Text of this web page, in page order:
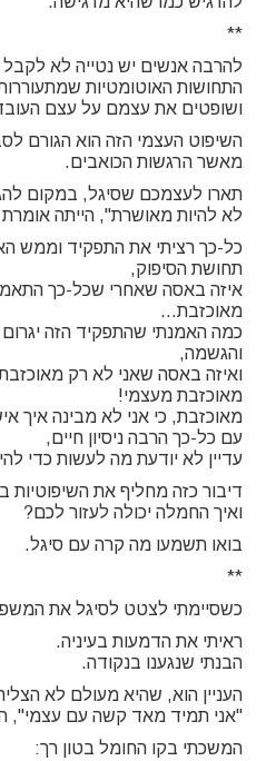
**
להרבה אנשים יש נטייה לא
התחושות האוטומטיות
ושופטים את עצמם על עצם
השיפוט העצמי הזה הוא הגורם
מאשר הרגשות הכואבים.
תארו לעצמכם שסיגל, במקום
לא להיות מאושרת", הייתה
כל-כך רציתי את התפקיד וממש
תחושת הסיפוק,
איזה באסה שאחרי שכל-כך
מאוכזבת…
כמה האמנתי שהתפקיד הזה
והגשמה,
ואיזה באסה שאני לא רק
מאוכזבת מעצמי!
מאוכזבת, כי אני לא מבינה איך
עם כל-כך הרבה ניסיון חיים,
עדיין לא יודעת מה לעשות כדי
דיבור כזה מחליף את השיפוטיות
ואיך החמלה יכולה לעזור לכם?
בואו תשמעו מה קרה עם סיגל.
**
כשסיימתי לצטט לסיגל את
ראיתי את הדמעות בעיניה.
הבנתי שנגענו בנקודה.
העניין הוא, שהיא מעולם לא
"אני תמיד מאד קשה עם עצמי",
המשכתי בקו החומל בטון רך: